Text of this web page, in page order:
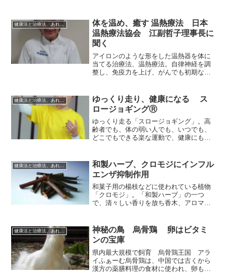
健康法と治療法、あれこれ
体を温め、癒す 温熱療法 日本
温熱療法協会 江副哲子理事長に
聞く
アイロンのような形をした温熱器を体に
当てる治療法、温熱療法。自律神経を調
整し、免疫力を上げ、がんでも初期なら
も呼ばれ、今も多くの療法師が活動して
いる。ＮＰＯ法人日本温熱...
ゆっくり走り、健康になる ス
ロージョギングⓇ
ゆっくり走る「スロージョギング」。高
齢者でも、体の弱い人でも、いつでも、
どこでもできる楽な運動で、健康にも効
ロージョギング協会が普及活動を進めて
いる。2017年12月、...
健康法と治療法、あれこれ
和製ハーブ、クロモジにインフル
エンザ抑制作用
和菓子用の楊枝などに使われている植物
「クロモジ」。「和製ハーブ」の一つ
で、清々しい香りを放ち香木、アロマオ
ロモジ研究会」を立ち上げ、クロモジの
機能、健康効果に注目して研...
健康法と治療法、あれこれ
神秘の鳥 烏骨鶏 卵はビタミ
ンの宝庫
県内最大規模で飼育 烏骨鶏王国 アラ
イふぁーむ烏骨鶏は、中国では古くから
漢方の薬膳料理の食材に使われ、卵も栄